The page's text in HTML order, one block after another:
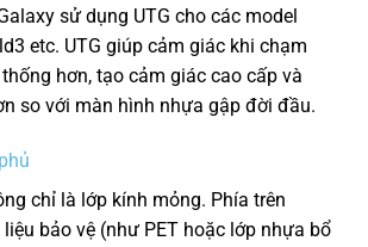
sử dụng UTG cho các model
etc. UTG giúp cảm giác khi chạm
hơn, tạo cảm giác cao cấp và
so với màn hình nhựa gập đời đầu.
chỉ là lớp kính mỏng. Phía trên
bảo vệ (như PET hoặc lớp nhựa bổ